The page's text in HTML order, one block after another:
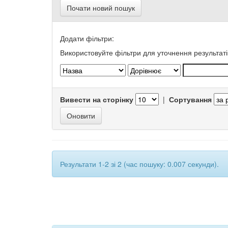
Почати новий пошук
Додати фільтри:
Використовуйте фільтри для уточнення
Вивести на сторінку | Сортування
Результати 1-2 зі 2 (час пошуку: 0.007 секунди).